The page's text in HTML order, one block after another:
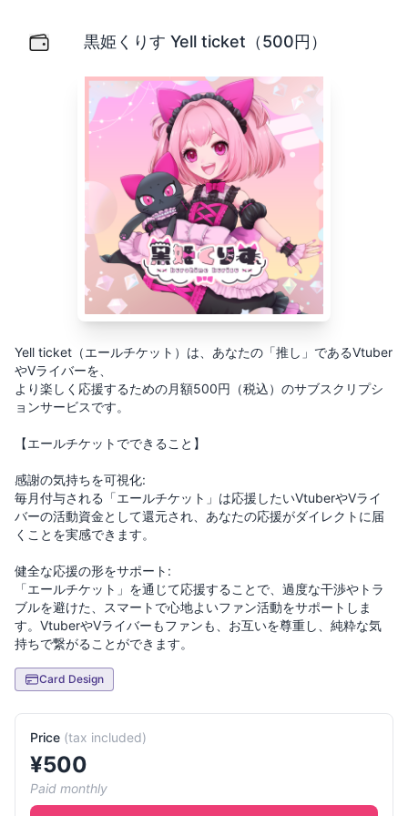
黒姫くりす Yell ticket（500円）
Yell ticket（エールチケット）は、あなたの「推し」であるVtuber
やVライバーを、
より楽しく応援するための月額500円（税込）のサブスクリプシ
ョンサービスです。
【エールチケットでできること】
感謝の気持ちを可視化:
毎月付与される「エールチケット」は応援したいVtuberやVライ
バーの活動資金として還元され、あなたの応援がダイレクトに届
くことを実感できます。
健全な応援の形をサポート:
「エールチケット」を通じて応援することで、過度な干渉やトラ
ブルを避けた、スマートで心地よいファン活動をサポートしま
す。VtuberやVライバーもファンも、お互いを尊重し、純粋な気
Card Design
Price (tax included)
¥500
Paid monthly